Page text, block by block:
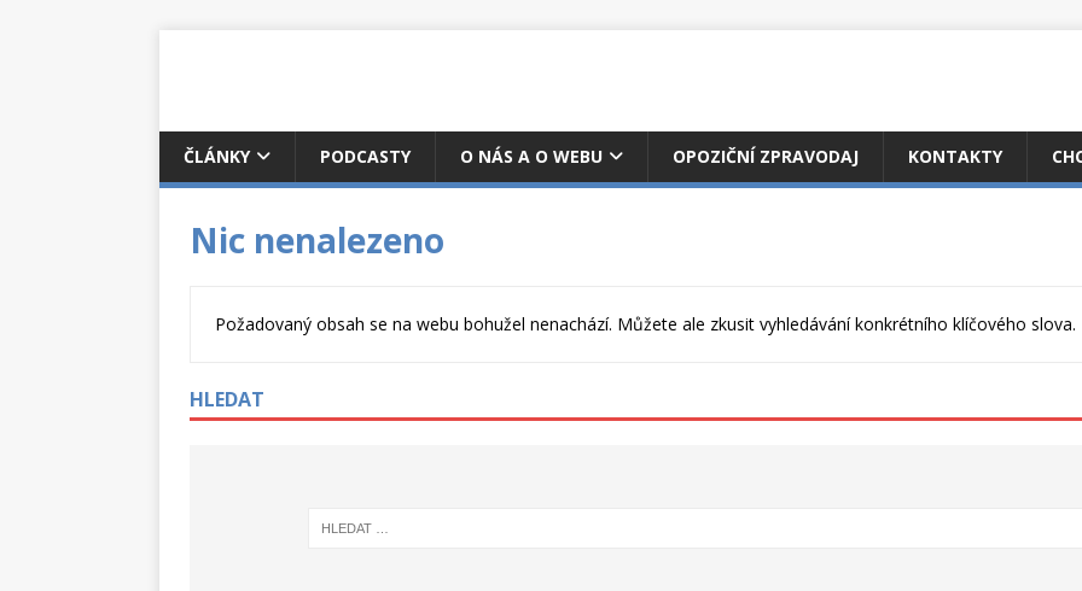
ČLÁNKY PODCASTY O NÁS A O WEBU OPOZIČNÍ ZPRAVODAJ KONTAKTY
Nic nenalezeno
Požadovaný obsah se na webu bohužel nenachází. Můžete ale zkusit vyhledávání konkrétního klíčového slova.
HLEDAT